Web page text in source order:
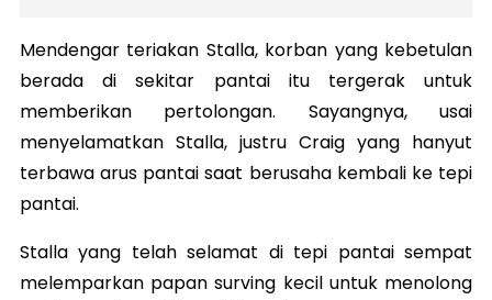
Mendengar teriakan Stalla, korban yang kebetulan
berada di sekitar pantai itu tergerak untuk
memberikan pertolongan. Sayangnya, usai
menyelamatkan Stalla, justru Craig yang hanyut
terbawa arus pantai saat berusaha kembali ke tepi
pantai.
Stalla yang telah selamat di tepi pantai sempat
melemparkan papan surving kecil untuk menolong